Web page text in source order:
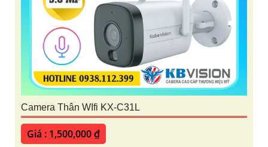
Camera Thân WIfi KX-C31L
Giá : 1,500,000 ₫